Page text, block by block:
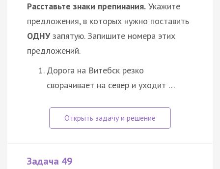
Расставьте знаки препинания. Укажите
предложения, в которых нужно поставить
ОДНУзапятую. Запишите номера этих
предложений.
Дорога на Витебск резко
сворачивает на север и уходит …
Задача 49